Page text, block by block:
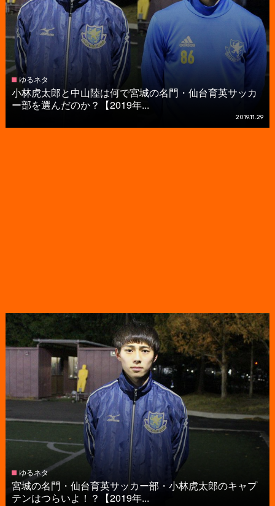
ゆるネタ
小林虎太郎と中山陸は何で宮城の名門・仙台育英サッカ
ー部を選んだのか？【2019年...
2019.11.29
ゆるネタ
宮城の名門・仙台育英サッカー部・小林虎太郎のキャプ
テンはつらいよ！？【2019年...